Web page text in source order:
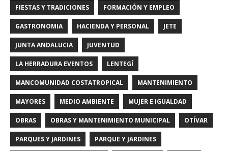
FIESTAS Y TRADICIONES FORMACIÓN Y EMPLEO
GASTRONOMIA HACIENDA Y PERSONAL JETE
JUNTA ANDALUCIA JUVENTUD
LA HERRADURA EVENTOS LENTEGÍ
MANCOMUNIDAD COSTATROPICAL MANTENIMIENTO
MAYORES MEDIO AMBIENTE MUJER E IGUALDAD
OBRAS OBRAS Y MANTENIMIENTO MUNICIPAL OTÍVAR
PARQUES Y JARDINES PARQUE Y JARDINES